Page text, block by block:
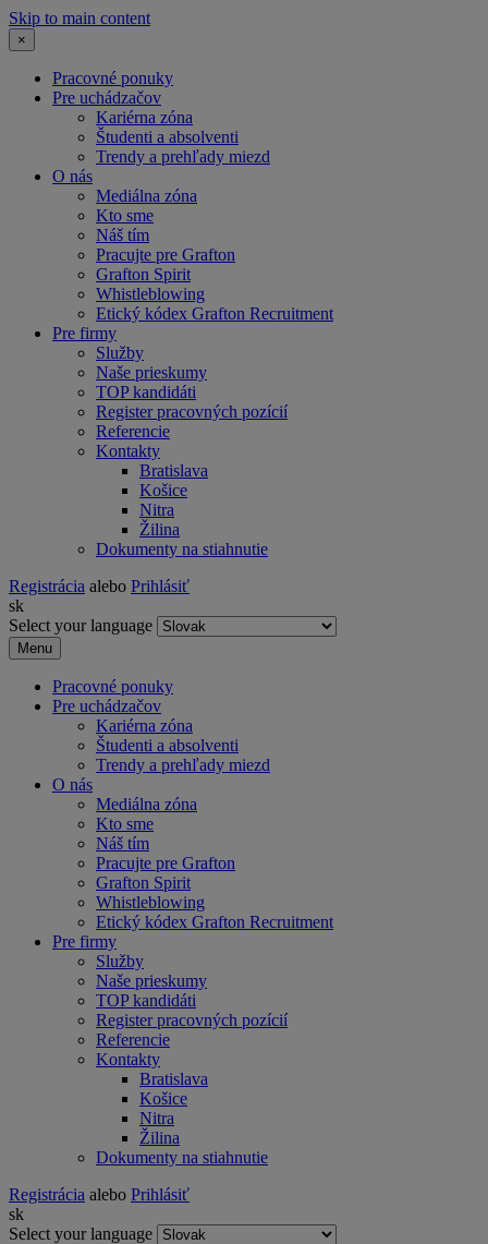
Skip to main content
×
Pracovné ponuky
Pre uchádzačov
Kariérna zóna
Študenti a absolventi
Trendy a prehľady miezd
O nás
Mediálna zóna
Kto sme
Náš tím
Pracujte pre Grafton
Grafton Spirit
Whistleblowing
Etický kódex Grafton Recruitment
Pre firmy
Služby
Naše prieskumy
TOP kandidáti
Register pracovných pozícií
Referencie
Kontakty
Bratislava
Košice
Nitra
Žilina
Dokumenty na stiahnutie
Registrácia alebo Prihlásiť
sk
Select your language
Menu
Pracovné ponuky
Pre uchádzačov
Kariérna zóna
Študenti a absolventi
Trendy a prehľady miezd
O nás
Mediálna zóna
Kto sme
Náš tím
Pracujte pre Grafton
Grafton Spirit
Whistleblowing
Etický kódex Grafton Recruitment
Pre firmy
Služby
Naše prieskumy
TOP kandidáti
Register pracovných pozícií
Referencie
Kontakty
Bratislava
Košice
Nitra
Žilina
Dokumenty na stiahnutie
Registrácia alebo Prihlásiť
sk
Select your language